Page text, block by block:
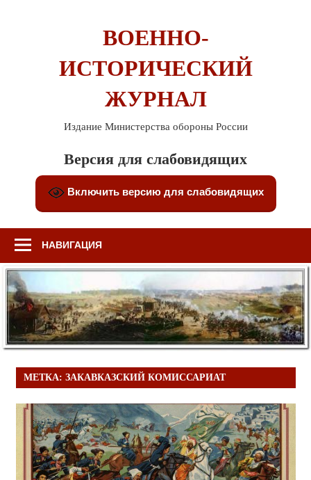
ВОЕННО-
ИСТОРИЧЕСКИЙ
ЖУРНАЛ
Издание Министерства обороны России
Версия для слабовидящих
Включить версию для слабовидящих
НАВИГАЦИЯ
МЕТКА: ЗАКАВКАЗСКИЙ КОМИССАРИАТ